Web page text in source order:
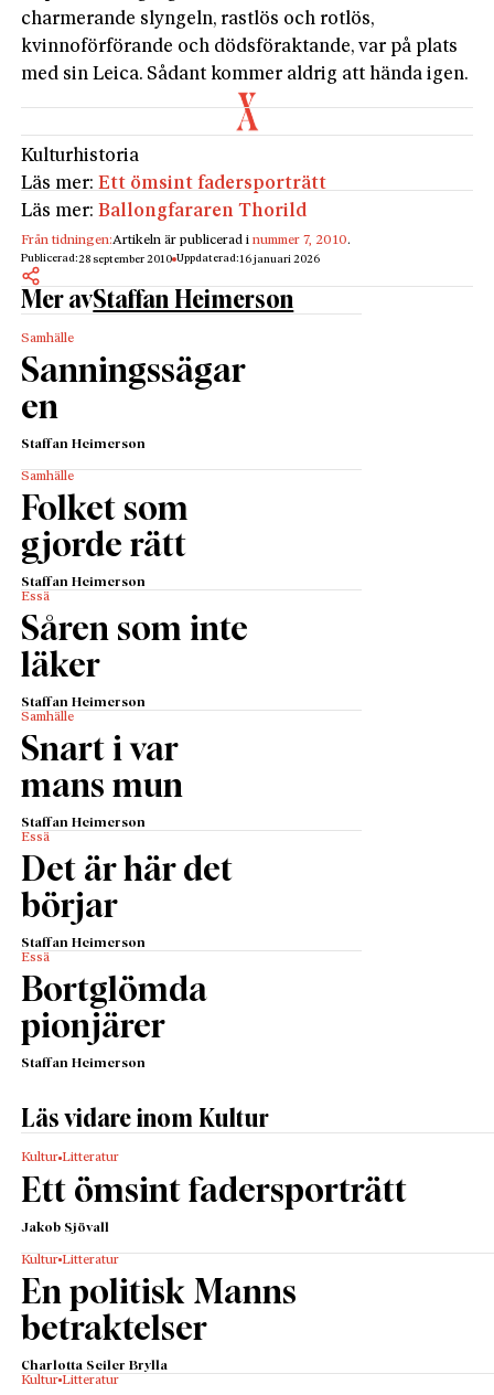
charmerande slyngeln, rastlös och rotlös,
kvinnoförförande och dödsföraktande, var på plats
med sin Leica. Sådant kommer aldrig att hända igen.
Kulturhistoria
Läs mer:Ett ömsint fadersporträtt
Läs mer:Ballongfararen Thorild
Från tidningen:Artikeln är publicerad inummer 7, 2010.
Publicerad:28 september 2010 Uppdaterad:16 januari 2026
Mer avStaffan Heimerson
Samhälle
Sanningssägar
en
Staffan Heimerson
Samhälle
Folket som
gjorde rätt
Staffan Heimerson
Essä
Såren som inte
läker
Staffan Heimerson
Samhälle
Snart i var
mans mun
Staffan Heimerson
Essä
Det är här det
börjar
Staffan Heimerson
Essä
Bortglömda
pionjärer
Staffan Heimerson
Läs vidare inom Kultur
Kultur Litteratur
Ett ömsint fadersporträtt
Jakob Sjövall
Kultur Litteratur
En politisk Manns
betraktelser
Charlotta Seiler Brylla
Kultur Litteratur